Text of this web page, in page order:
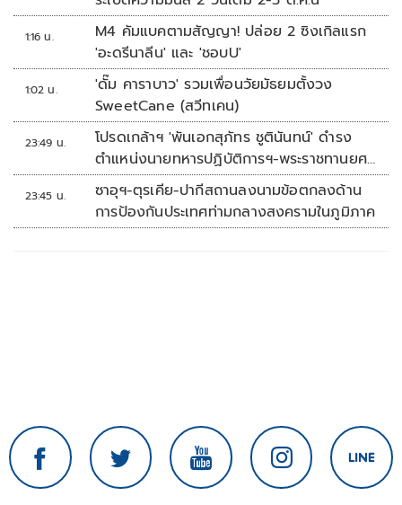
1:16 น.
M4 คัมแบคตามสัญญา! ปล่อย 2 ซิงเกิลแรก
'อะดรีนาลีน' และ 'ชอบU'
1:02 น.
'ดั๊ม คาราบาว' รวมเพื่อนวัยมัธยมตั้งวง
SweetCane (สวีทเคน)
23:49 น.
โปรดเกล้าฯ 'พันเอกสุภัทร ชูตินันทน์' ดำรง
ตำแหน่งนายทหารปฏิบัติการฯ-พระราชทานยศ
'พลตรี'
23:45 น.
ซาอุฯ-ตุรเคีย-ปากีสถานลงนามข้อตกลงด้าน
การป้องกันประเทศท่ามกลางสงครามในภูมิภาค